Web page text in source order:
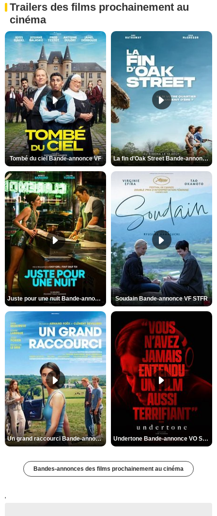
Trailers des films prochainement au
cinéma
Tombé du ciel Bande-annonce VF La fin d’Oak Street Bande-annonce VO STFR
Juste pour une nuit Bande-annonce VO STFR Soudain Bande-annonce VF STFR
Un grand raccourci Bande-annonce VF Undertone Bande-annonce VO STFR
Bandes-annonces des films prochainement au cinéma
'